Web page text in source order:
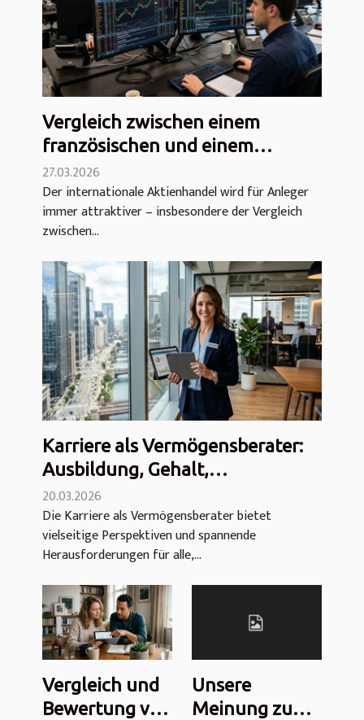
Vergleich zwischen einem
französischen und einem
deutschen Aktienhandelskonto:
Welches ist besser?
27.03.2026
Der internationale Aktienhandel wird für Anleger
immer attraktiver – insbesondere der Vergleich
zwischen...
Karriere als Vermögensberater:
Ausbildung, Gehalt,
Karrierechancen und
Berufsalltag
20.03.2026
Die Karriere als Vermögensberater bietet
vielseitige Perspektiven und spannende
Herausforderungen für alle,...
Vergleich und
Bewertung von
Unsere
Meinung zu